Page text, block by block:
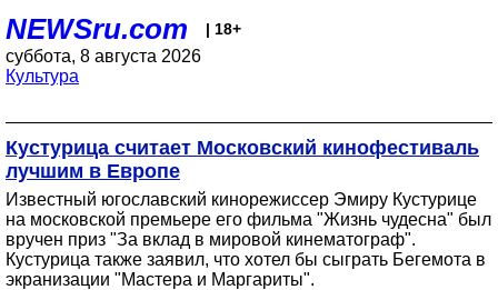
NEWSru.com | 18+
суббота, 8 августа 2026
Культура
Кустурица считает Московский кинофестиваль
лучшим в Европе
Известный югославский кинорежиссер Эмиру Кустурице
на московской премьере его фильма "Жизнь чудесна" был
вручен приз "За вклад в мировой кинематограф".
Кустурица также заявил, что хотел бы сыграть Бегемота в
экранизации "Мастера и Маргариты".